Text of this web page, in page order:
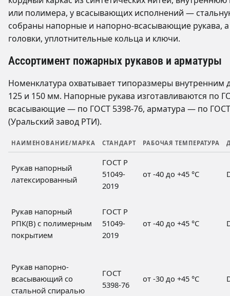
или полимера, у всасывающих исполнений —
собраны напорные и напорно-всасывающие рукава, а
головки, уплотнительные кольца и ключи.
Ассортимент пожарных рукавов и арматуры
Номенклатура охватывает типоразмеры внутренним
125 и 150 мм. Напорные рукава изготавливаются по
всасывающие — по ГОСТ 5398-76, арматура — по
(Уральский завод РТИ).
НАИМЕНОВАНИЕ/МАРКА СТАНДАРТ РАБОЧАЯ ТЕМПЕРАТУРА
Рукав напорный
латексированный
ГОСТ Р
51049-
2019
от -40 до +45 °C
Рукав напорный
РПК(В) с полимерным
покрытием
ГОСТ Р
51049-
2019
от -40 до +45 °C
Рукав напорно-
всасывающий со
стальной спиралью
ГОСТ
5398-76
от -30 до +45 °C